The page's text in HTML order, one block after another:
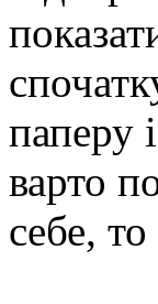
паперу
варто
себе,